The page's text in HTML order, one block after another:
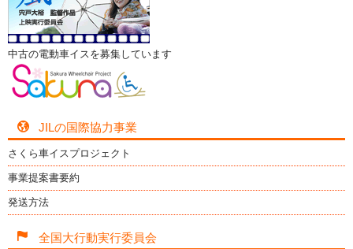
中古の電動車イスを募集しています
JILの国際協力事業
さくら車イスプロジェクト
事業提案書要約
発送方法
全国大行動実行委員会